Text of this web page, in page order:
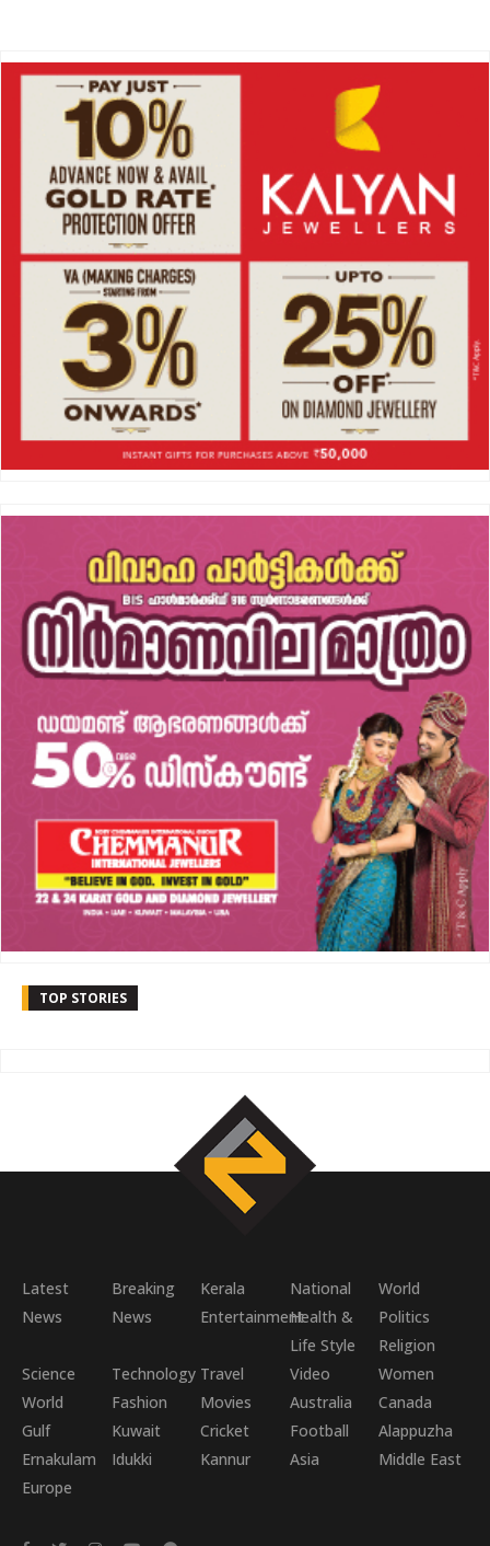
TOP STORIES
Latest
News
Breaking
News
Kerala National
World
EntertainmentHealth &
Life Style
Politics
Religion
Science
World
Technology Travel Video
Women
Fashion
Movies Australia
Canada
Gulf
Kuwait Cricket Football
Alappuzha
Ernakulam
Idukki Kannur Asia
Middle East
Europe